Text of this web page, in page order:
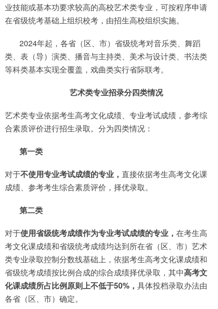
业技能或基本功要求较高的高校艺术类专业，可按程序申请
在省级统考基础上组织校考，由招生高校组织实施。
2024年起，各省（区、市）省级统考对音乐类、舞蹈
类、表（导）演类、播音与主持类、美术与设计类、书法类
等科类基本实现全覆盖，戏曲类实行省际联考。
艺术类专业招录分四类情况
艺术类专业依据考生高考文化成绩、专业考试成绩，参考综
合素质评价进行招生录取。分为四类情况：
第一类
对于不使用专业考试成绩的专业， 直接依据考生高考文化课
成绩、参考考生综合素质评价，择优录取。
第二类
对于使用省级统考成绩作为专业考试成绩的专业， 在考生高
考文化课成绩和省级统考成绩均达到所在省（区、市）艺术
类专业录取控制分数线基础上，依据考生高考文化课成绩和
省级统考成绩按比例合成的综合成绩择优录取，其中高考文
化课成绩所占比例原则上不低于50%， 具体投档录取办法由
各省（区、市）确定。